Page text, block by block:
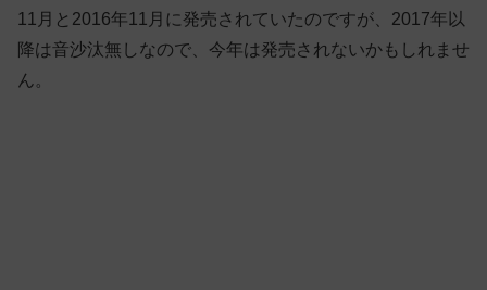
11月と2016年11月に発売されていたのですが、2017年以
降は音沙汰無しなので、今年は発売されないかもしれませ
ん。